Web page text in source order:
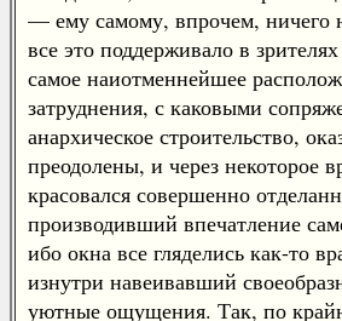
— ему самому, впрочем,
все это поддерживало в
самое наиотменнейшее
затруднения, с каковыми
анархическое строительство,
преодолены, и через некоторое
красовался совершенно
производивший впечатление
ибо окна все гляделись как-то
изнутри навеивавший
уютные ощущения. Так, по